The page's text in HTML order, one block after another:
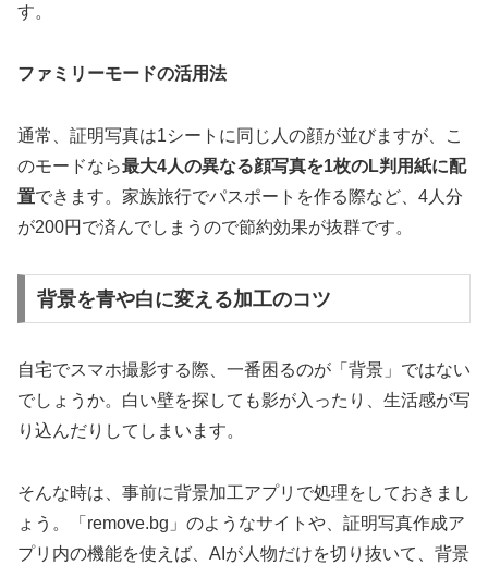
す。
ファミリーモードの活用法
通常、証明写真は1シートに同じ人の顔が並びますが、こ
のモードなら最大4人の異なる顔写真を1枚のL判用紙に配
置できます。家族旅行でパスポートを作る際など、4人分
が200円で済んでしまうので節約効果が抜群です。
背景を青や白に変える加工のコツ
自宅でスマホ撮影する際、一番困るのが「背景」ではない
でしょうか。白い壁を探しても影が入ったり、生活感が写
り込んだりしてしまいます。
そんな時は、事前に背景加工アプリで処理をしておきまし
ょう。「remove.bg」のようなサイトや、証明写真作成ア
プリ内の機能を使えば、AIが人物だけを切り抜いて、背景